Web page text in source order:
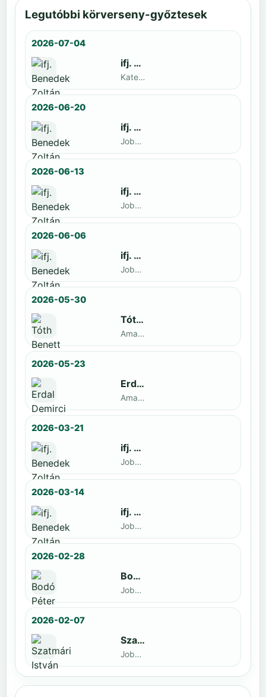
Legutóbbi körverseny-győztesek
2026-07-04
ifj. Benedek Zoltán
Kategoria1 neve · döntős: Lajkó Hunor
2026-06-20
ifj. Benedek Zoltán
Jobbak · döntős: Szatmári István
2026-06-13
ifj. Benedek Zoltán
Jobbak · döntős: Kende Mátyás
2026-06-06
ifj. Benedek Zoltán
Jobbak · döntős: Marko Novkov
2026-05-30
Tóth Benett
Amatőr · döntős: ifj. Benedek Zoltán
2026-05-23
Erdal Demirci
Amatőr · döntős: Enyedi Gergely
2026-03-21
ifj. Benedek Zoltán
Jobbak · döntős: Szatmári István
2026-03-14
ifj. Benedek Zoltán
Jobbak · döntős: id. Benedek Zoltán
2026-02-28
Bodó Péter
Jobbak · döntős: Kocsó Sándor
2026-02-07
Szatmári István
Jobbak · döntős: Kiss Barnabás